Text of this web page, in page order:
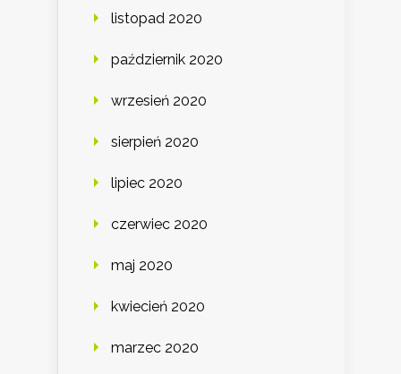
listopad 2020
październik 2020
wrzesień 2020
sierpień 2020
lipiec 2020
czerwiec 2020
maj 2020
kwiecień 2020
marzec 2020